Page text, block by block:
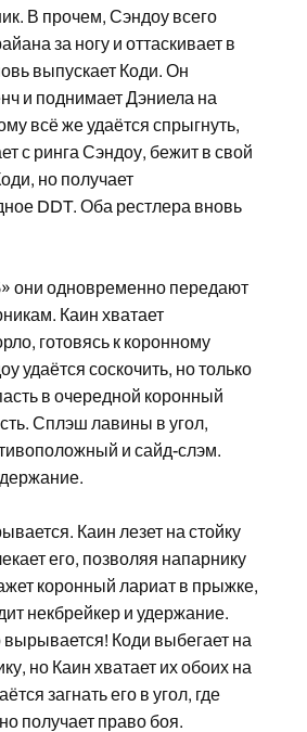
В прочем, Сэндоу всего
за ногу и оттаскивает в
выпускает Коди. Он
и поднимает Дэниела на
всё же удаётся спрыгнуть,
с ринга Сэндоу, бежит в свой
но получает
DDT. Оба рестлера вновь
они одновременно передают
Каин хватает
готовясь к коронному
удаётся соскочить, но только
в очередной коронный
Сплэш лавины в угол,
и сайд-слэм.
Каин лезет на стойку
его, позволяя напарнику
коронный лариат в прыжке,
некбрейкер и удержание.
Коди выбегает на
но Каин хватает их обоих на
загнать его в угол, где
получает право боя.